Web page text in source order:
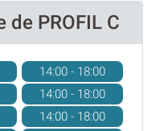
de PROFIL C
14:00 - 18:00
14:00 - 18:00
14:00 - 18:00